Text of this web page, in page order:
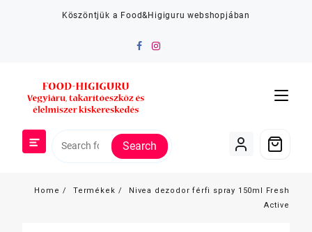
Köszöntjük a Food&Higiguru webshopjában
Search
Home Termékek
Nivea dezodor férfi spray 150ml Fresh
Active